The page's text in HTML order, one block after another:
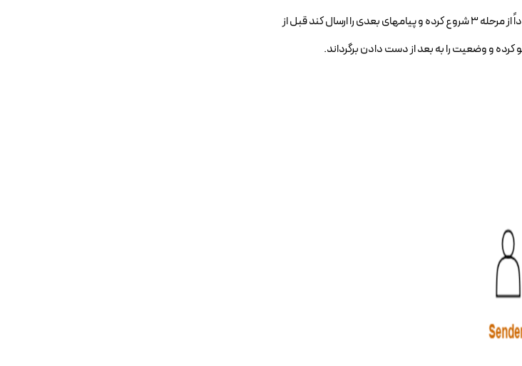
اگر کلاینت نیاز به ارسال ایمیلهای بیشتری داشته باشد، میتواند پس از اتمام انتقال پیام اول، مجدداً از مرحله 3 شروع کرده و پیامهای بعدی را ارسال کند قبل از